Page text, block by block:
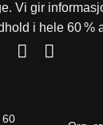
Vi gir
i hele 60 %
60